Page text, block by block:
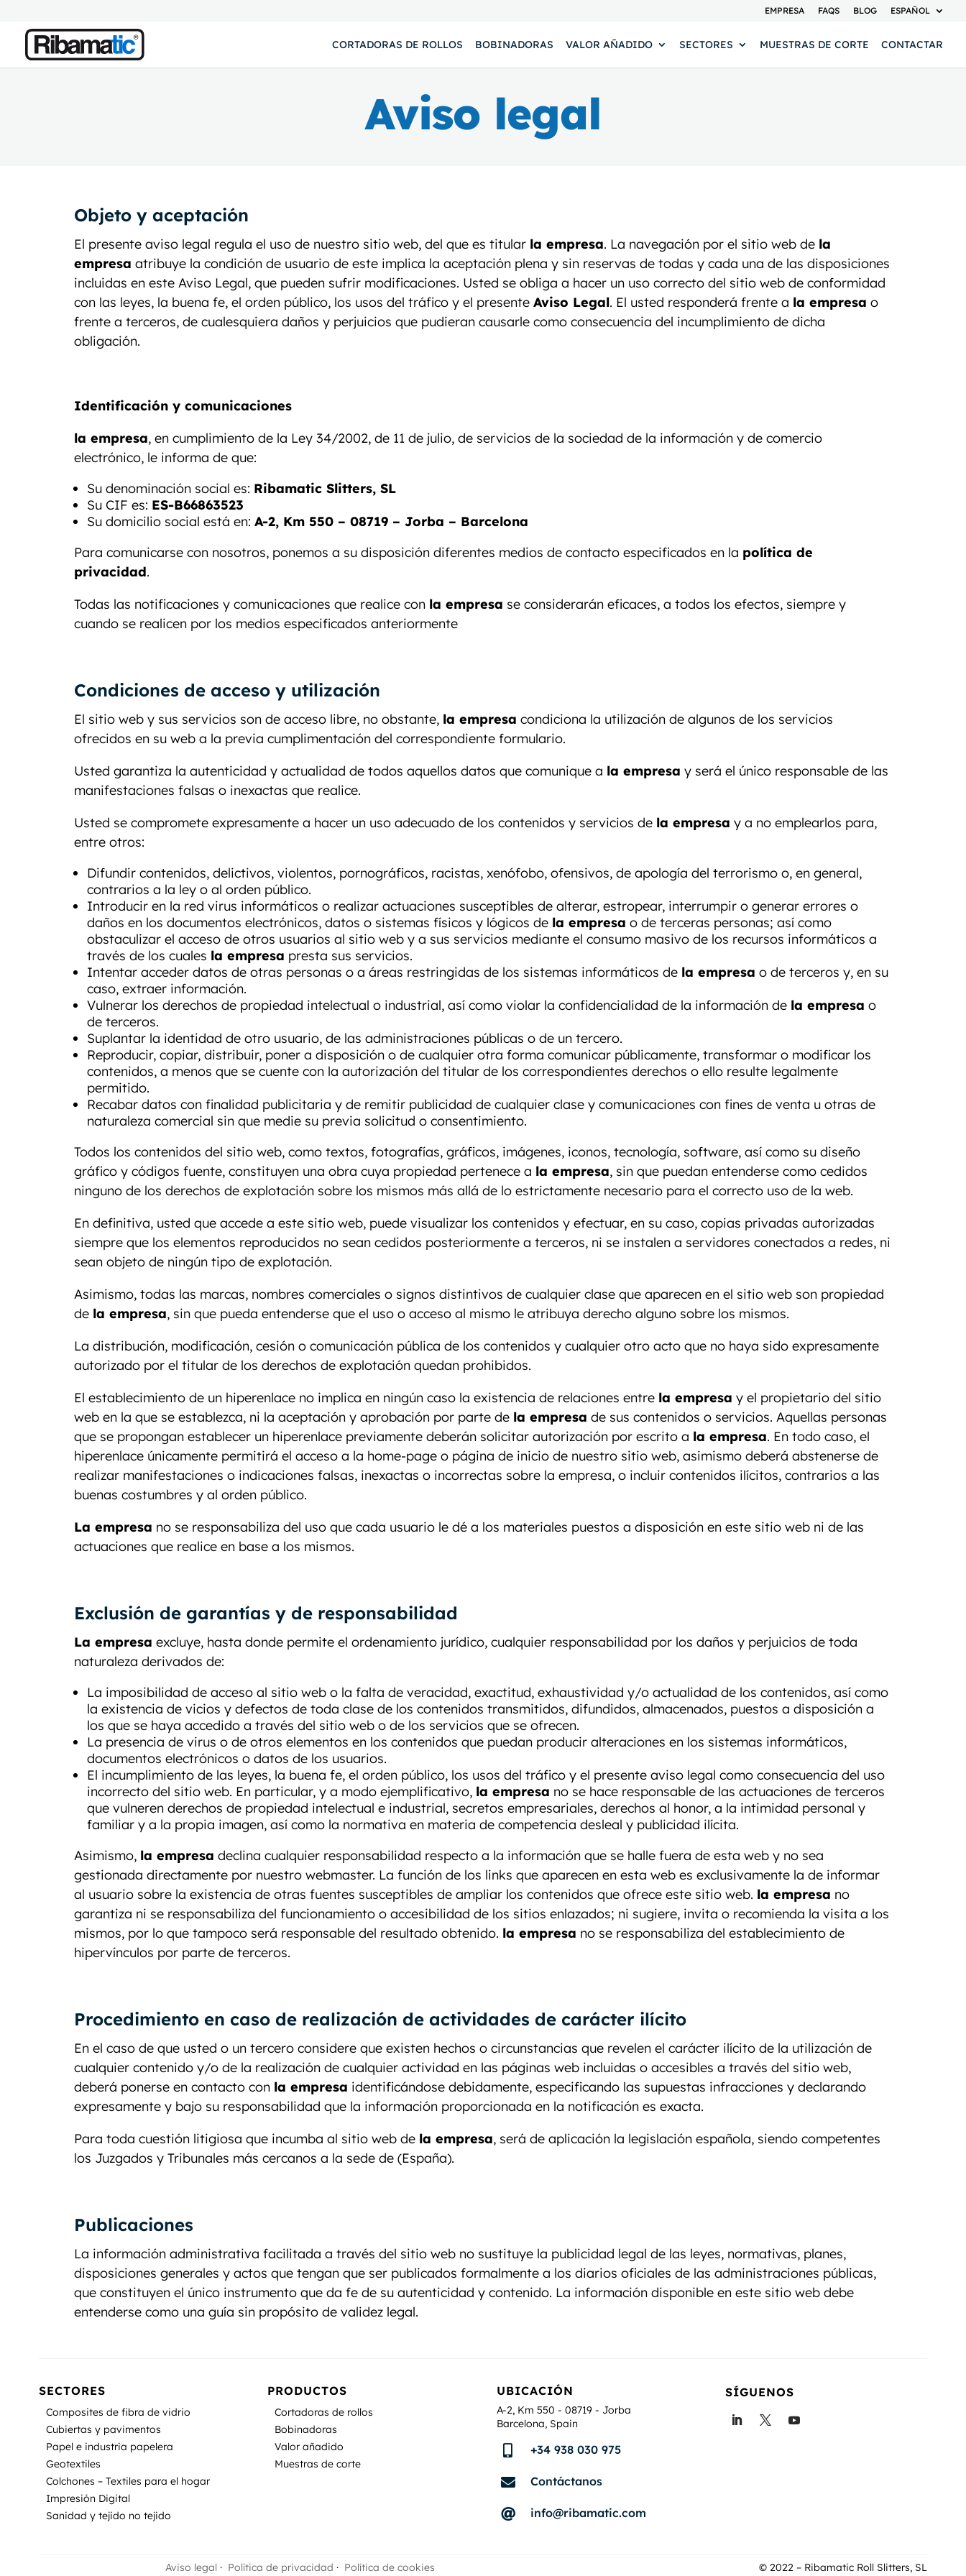
EMPRESA FAQS BLOG ESPAÑOL
CORTADORAS DE ROLLOS BOBINADORAS VALOR AÑADIDO SECTORES MUESTRAS DE CORTE CONTACTAR
Aviso legal
Objeto y aceptación
El presente aviso legal regula el uso de nuestro sitio web, del que es titular la empresa. La navegación por el sitio web de la
empresa atribuye la condición de usuario de este implica la aceptación plena y sin reservas de todas y cada una de las disposiciones
incluidas en este Aviso Legal, que pueden sufrir modificaciones. Usted se obliga a hacer un uso correcto del sitio web de conformidad
con las leyes, la buena fe, el orden público, los usos del tráfico y el presenteAviso Legal. El usted responderá frente a la empresa o
frente a terceros, de cualesquiera daños y perjuicios que pudieran causarle como consecuencia del incumplimiento de dicha
obligación.
Identificación y comunicaciones
la empresa, en cumplimiento de la Ley 34/2002, de 11 de julio, de servicios de la sociedad de la información y de comercio
electrónico, le informa de que:
Su denominación social es: Ribamatic Slitters, SL
Su CIF es: ES-B66863523
Su domicilio social está en:A-2, Km 550 – 08719 – Jorba – Barcelona
Para comunicarse con nosotros, ponemos a su disposición diferentes medios de contacto especificados en la política de
privacidad.
Todas las notificaciones y comunicaciones que realice con la empresa se considerarán eficaces, a todos los efectos, siempre y
cuando se realicen por los medios especificados anteriormente
Condiciones de acceso y utilización
El sitio web y sus servicios son de acceso libre, no obstante, la empresa condiciona la utilización de algunos de los servicios
ofrecidos en su web a la previa cumplimentación del correspondiente formulario.
Usted garantiza la autenticidad y actualidad de todos aquellos datos que comunique a la empresa y será el único responsable de las
manifestaciones falsas o inexactas que realice.
Usted se compromete expresamente a hacer un uso adecuado de los contenidos y servicios de la empresa y a no emplearlos para,
entre otros:
Difundir contenidos, delictivos, violentos, pornográficos, racistas, xenófobo, ofensivos, de apología del terrorismo o, en general,
contrarios a la ley o al orden público.
Introducir en la red virus informáticos o realizar actuaciones susceptibles de alterar, estropear, interrumpir o generar errores o
daños en los documentos electrónicos, datos o sistemas físicos y lógicos de la empresa o de terceras personas; así como
obstaculizar el acceso de otros usuarios al sitio web y a sus servicios mediante el consumo masivo de los recursos informáticos a
través de los cuales la empresa presta sus servicios.
Intentar acceder datos de otras personas o a áreas restringidas de los sistemas informáticos de la empresa o de terceros y, en su
caso, extraer información.
Vulnerar los derechos de propiedad intelectual o industrial, así como violar la confidencialidad de la información de la empresa o
de terceros.
Suplantar la identidad de otro usuario, de las administraciones públicas o de un tercero.
Reproducir, copiar, distribuir, poner a disposición o de cualquier otra forma comunicar públicamente, transformar o modificar los
contenidos, a menos que se cuente con la autorización del titular de los correspondientes derechos o ello resulte legalmente
permitido.
Recabar datos con finalidad publicitaria y de remitir publicidad de cualquier clase y comunicaciones con fines de venta u otras de
naturaleza comercial sin que medie su previa solicitud o consentimiento.
Todos los contenidos del sitio web, como textos, fotografías, gráficos, imágenes, iconos, tecnología, software, así como su diseño
gráfico y códigos fuente, constituyen una obra cuya propiedad pertenece a la empresa, sin que puedan entenderse como cedidos
ninguno de los derechos de explotación sobre los mismos más allá de lo estrictamente necesario para el correcto uso de la web.
En definitiva, usted que accede a este sitio web, puede visualizar los contenidos y efectuar, en su caso, copias privadas autorizadas
siempre que los elementos reproducidos no sean cedidos posteriormente a terceros, ni se instalen a servidores conectados a redes, ni
sean objeto de ningún tipo de explotación.
Asimismo, todas las marcas, nombres comerciales o signos distintivos de cualquier clase que aparecen en el sitio web son propiedad
de la empresa, sin que pueda entenderse que el uso o acceso al mismo le atribuya derecho alguno sobre los mismos.
La distribución, modificación, cesión o comunicación pública de los contenidos y cualquier otro acto que no haya sido expresamente
autorizado por el titular de los derechos de explotación quedan prohibidos.
El establecimiento de un hiperenlace no implica en ningún caso la existencia de relaciones entre la empresa y el propietario del sitio
web en la que se establezca, ni la aceptación y aprobación por parte de la empresa de sus contenidos o servicios. Aquellas personas
que se propongan establecer un hiperenlace previamente deberán solicitar autorización por escrito a la empresa. En todo caso, el
hiperenlace únicamente permitirá el acceso a la home-page o página de inicio de nuestro sitio web, asimismo deberá abstenerse de
realizar manifestaciones o indicaciones falsas, inexactas o incorrectas sobre la empresa, o incluir contenidos ilícitos, contrarios a las
buenas costumbres y al orden público.
La empresa no se responsabiliza del uso que cada usuario le dé a los materiales puestos a disposición en este sitio web ni de las
actuaciones que realice en base a los mismos.
Exclusión de garantías y de responsabilidad
La empresa excluye, hasta donde permite el ordenamiento jurídico, cualquier responsabilidad por los daños y perjuicios de toda
naturaleza derivados de:
La imposibilidad de acceso al sitio web o la falta de veracidad, exactitud, exhaustividad y/o actualidad de los contenidos, así como
la existencia de vicios y defectos de toda clase de los contenidos transmitidos, difundidos, almacenados, puestos a disposición a
los que se haya accedido a través del sitio web o de los servicios que se ofrecen.
La presencia de virus o de otros elementos en los contenidos que puedan producir alteraciones en los sistemas informáticos,
documentos electrónicos o datos de los usuarios.
El incumplimiento de las leyes, la buena fe, el orden público, los usos del tráfico y el presente aviso legal como consecuencia del uso
incorrecto del sitio web. En particular, y a modo ejemplificativo, la empresa no se hace responsable de las actuaciones de terceros
que vulneren derechos de propiedad intelectual e industrial, secretos empresariales, derechos al honor, a la intimidad personal y
familiar y a la propia imagen, así como la normativa en materia de competencia desleal y publicidad ilícita.
Asimismo, la empresa declina cualquier responsabilidad respecto a la información que se halle fuera de esta web y no sea
gestionada directamente por nuestro webmaster. La función de los links que aparecen en esta web es exclusivamente la de informar
al usuario sobre la existencia de otras fuentes susceptibles de ampliar los contenidos que ofrece este sitio web. la empresa no
garantiza ni se responsabiliza del funcionamiento o accesibilidad de los sitios enlazados; ni sugiere, invita o recomienda la visita a los
mismos, por lo que tampoco será responsable del resultado obtenido. la empresa no se responsabiliza del establecimiento de
hipervínculos por parte de terceros.
Procedimiento en caso de realización de actividades de carácter ilícito
En el caso de que usted o un tercero considere que existen hechos o circunstancias que revelen el carácter ilícito de la utilización de
cualquier contenido y/o de la realización de cualquier actividad en las páginas web incluidas o accesibles a través del sitio web,
deberá ponerse en contacto con la empresa identificándose debidamente, especificando las supuestas infracciones y declarando
expresamente y bajo su responsabilidad que la información proporcionada en la notificación es exacta.
Para toda cuestión litigiosa que incumba al sitio web de la empresa, será de aplicación la legislación española, siendo competentes
los Juzgados y Tribunales más cercanos a la sede de (España).
Publicaciones
La información administrativa facilitada a través del sitio web no sustituye la publicidad legal de las leyes, normativas, planes,
disposiciones generales y actos que tengan que ser publicados formalmente a los diarios oficiales de las administraciones públicas,
que constituyen el único instrumento que da fe de su autenticidad y contenido. La información disponible en este sitio web debe
entenderse como una guía sin propósito de validez legal.
SECTORES
Composites de fibra de vidrio
Cubiertas y pavimentos
Papel e industria papelera
Geotextiles
Colchones – Textiles para el hogar
Impresión Digital
Sanidad y tejido no tejido
PRODUCTOS
Cortadoras de rollos
Bobinadoras
Valor añadido
Muestras de corte
UBICACIÓN
A-2, Km 550 - 08719 - Jorba
Barcelona, Spain
 +34 938 030 975
 Contáctanos
 info@ribamatic.com
SÍGUENOS
Aviso legal · Política de privacidad · Política de cookies © 2022 – Ribamatic Roll Slitters, SL